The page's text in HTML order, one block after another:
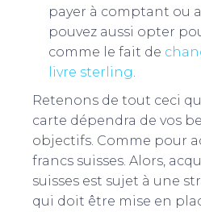
payer à comptant ou
pouvez aussi opter
comme le fait de
livre sterling
Retenons de tout ceci
carte dépendra de vos
objectifs. Comme pour
francs suisses. Alors,
suisses est sujet à une
qui doit être mise en